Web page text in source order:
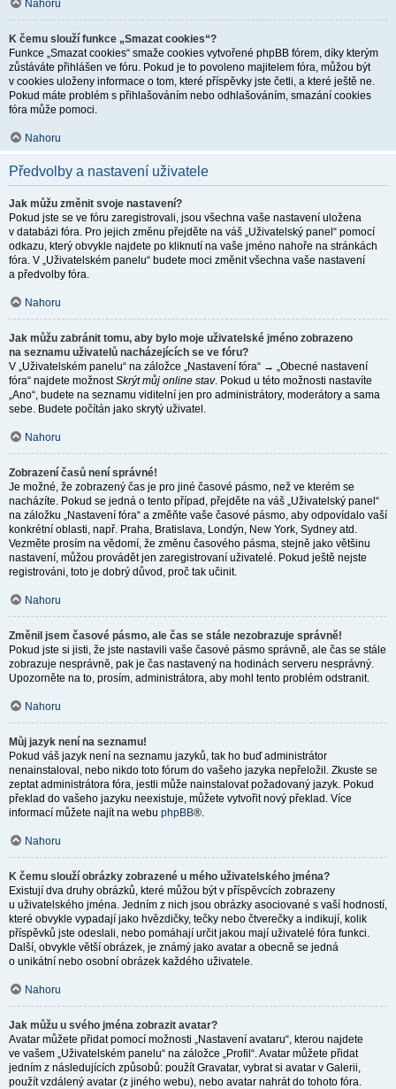
Nahoru
K čemu slouží funkce „Smazat cookies“?
Funkce „Smazat cookies“ smaže cookies vytvořené phpBB fórem, díky kterým
zůstáváte přihlášen ve fóru. Pokud je to povoleno majitelem fóra, můžou být
v cookies uloženy informace o tom, které příspěvky jste četli, a které ještě ne.
Pokud máte problém s přihlašováním nebo odhlašováním, smazání cookies
fóra může pomoci.
Nahoru
Předvolby a nastavení uživatele
Jak můžu změnit svoje nastavení?
Pokud jste se ve fóru zaregistrovali, jsou všechna vaše nastavení uložena
v databázi fóra. Pro jejich změnu přejděte na váš „Uživatelský panel“ pomocí
odkazu, který obvykle najdete po kliknutí na vaše jméno nahoře na stránkách
fóra. V „Uživatelském panelu“ budete moci změnit všechna vaše nastavení
a předvolby fóra.
Nahoru
Jak můžu zabránit tomu, aby bylo moje uživatelské jméno zobrazeno
na seznamu uživatelů nacházejících se ve fóru?
V „Uživatelském panelu“ na záložce „Nastavení fóra“ → „Obecné nastavení
fóra“ najdete možnostSkrýt můj online stav. Pokud u této možnosti nastavíte
„Ano“, budete na seznamu viditelní jen pro administrátory, moderátory a sama
sebe. Budete počítán jako skrytý uživatel.
Nahoru
Zobrazení časů není správné!
Je možné, že zobrazený čas je pro jiné časové pásmo, než ve kterém se
nacházíte. Pokud se jedná o tento případ, přejděte na váš „Uživatelský panel“
na záložku „Nastavení fóra“ a změňte vaše časové pásmo, aby odpovídalo vaší
konkrétní oblasti, např. Praha, Bratislava, Londýn, New York, Sydney atd.
Vezměte prosím na vědomí, že změnu časového pásma, stejně jako většinu
nastavení, můžou provádět jen zaregistrovaní uživatelé. Pokud ještě nejste
registrováni, toto je dobrý důvod, proč tak učinit.
Nahoru
Změnil jsem časové pásmo, ale čas se stále nezobrazuje správně!
Pokud jste si jisti, že jste nastavili vaše časové pásmo správně, ale čas se stále
zobrazuje nesprávně, pak je čas nastavený na hodinách serveru nesprávný.
Upozorněte na to, prosím, administrátora, aby mohl tento problém odstranit.
Nahoru
Můj jazyk není na seznamu!
Pokud váš jazyk není na seznamu jazyků, tak ho buď administrátor
nenainstaloval, nebo nikdo toto fórum do vašeho jazyka nepřeložil. Zkuste se
zeptat administrátora fóra, jestli může nainstalovat požadovaný jazyk. Pokud
překlad do vašeho jazyku neexistuje, můžete vytvořit nový překlad. Více
informací můžete najít na webu phpBB®.
Nahoru
K čemu slouží obrázky zobrazené u mého uživatelského jména?
Existují dva druhy obrázků, které můžou být v příspěvcích zobrazeny
u uživatelského jména. Jedním z nich jsou obrázky asociované s vaší hodností,
které obvykle vypadají jako hvězdičky, tečky nebo čtverečky a indikují, kolik
příspěvků jste odeslali, nebo pomáhají určit jakou mají uživatelé fóra funkci.
Další, obvykle větší obrázek, je známý jako avatar a obecně se jedná
o unikátní nebo osobní obrázek každého uživatele.
Nahoru
Jak můžu u svého jména zobrazit avatar?
Avatar můžete přidat pomocí možnosti „Nastavení avataru“, kterou najdete
ve vašem „Uživatelském panelu“ na záložce „Profil“. Avatar můžete přidat
jedním z následujících způsobů: použít Gravatar, vybrat si avatar v Galerii,
použít vzdálený avatar (z jiného webu), nebo avatar nahrát do tohoto fóra.